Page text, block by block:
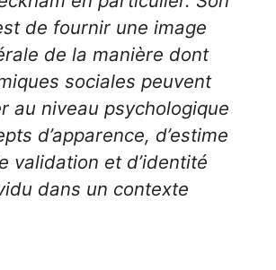
de fournir une image
de la manière dont
sociales peuvent
au niveau psychologique
d’apparence, d’estime
validation et d’identité
dans un contexte